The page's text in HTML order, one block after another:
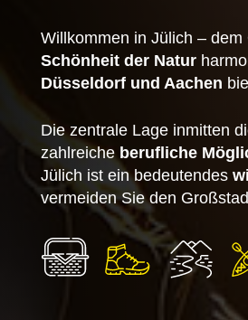
Willkommen in Jülich –
Schönheit der Natur
Düsseldorf und Aachen
Die zentrale Lage inmitten
zahlreiche berufliche
Jülich ist ein bedeutendes
vermeiden Sie den